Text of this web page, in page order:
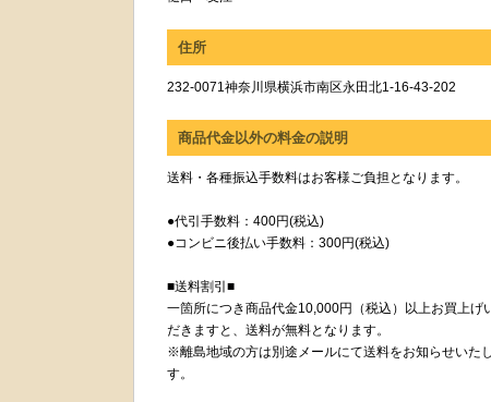
住所
232-0071神奈川県横浜市南区永田北1-16-43-202
商品代金以外の料金の説明
送料・各種振込手数料はお客様ご負担となります。
●代引手数料：400円(税込)
●コンビニ後払い手数料：300円(税込)
■送料割引■
一箇所につき商品代金10,000円（税込）以上お買上げ
だきますと、送料が無料となります。
※離島地域の方は別途メールにて送料をお知らせいた
す。